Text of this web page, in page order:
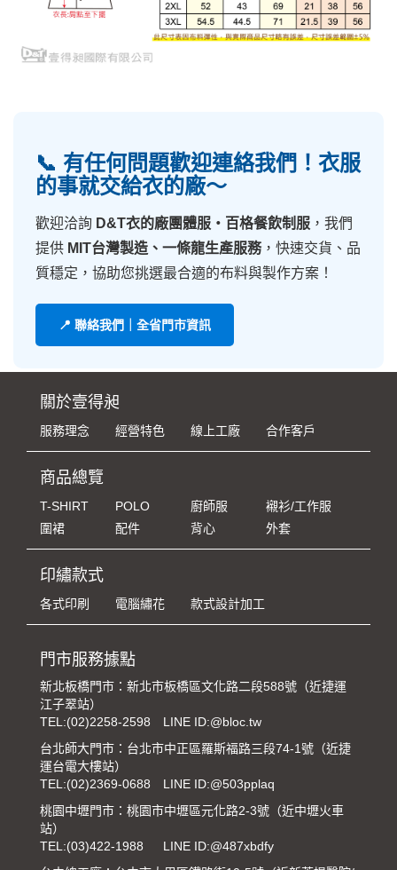
📞 有任何問題歡迎連絡我們！衣服
的事就交給衣的廠～
歡迎洽詢 D&T衣的廠團體服・百格餐飲制服 ，我們
提供 MIT台灣製造、一條龍生產服務，快速交貨、品
質穩定，協助您挑選最合適的布料與製作方案！
📍 聯絡我們｜全省門市資訊
關於壹得昶
服務理念 經營特色 線上工廠 合作客戶
商品總覽
T-SHIRT POLO 廚師服
襯衫/工作服
圍裙
配件 背心 外套
印繡款式
各式印刷 電腦繡花 款式設計加工
門市服務據點
新北板橋門市：新北市板橋區文化路二段588號（近捷運
江子翠站）
TEL:(02)2258-2598
LINE ID:@bloc.tw
台北師大門市：台北市中正區羅斯福路三段74-1號（近捷
運台電大樓站）
TEL:(02)2369-0688
LINE ID:@503pplaq
桃園中壢門市：桃園市中壢區元化路2-3號（近中壢火車
站）
TEL:(03)422-1988
LINE ID:@487xbdfy